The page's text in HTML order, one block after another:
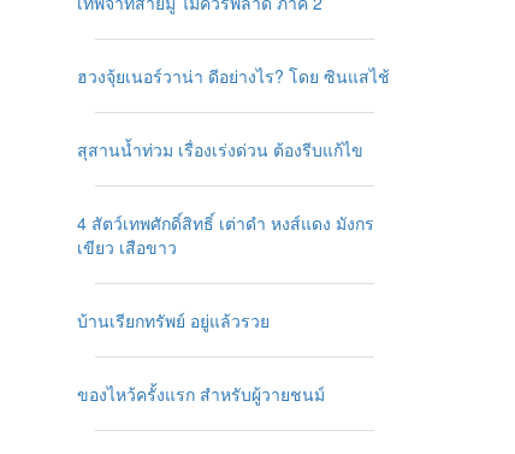
ฮวงจุ้ยเนอร์วาน่า ดีอย่างไร? โดย ซินแสไช้
สุสานน้ำท่วม เรื่องเร่งด่วน ต้องรีบแก้ไข
4 สัตว์เทพศักดิ์สิทธิ์ เต่าดำ หงส์แดง มังกร
เขียว เสือขาว
บ้านเรียกทรัพย์ อยู่แล้วรวย
ของไหว้ครั้งแรก สำหรับผู้วายชนม์